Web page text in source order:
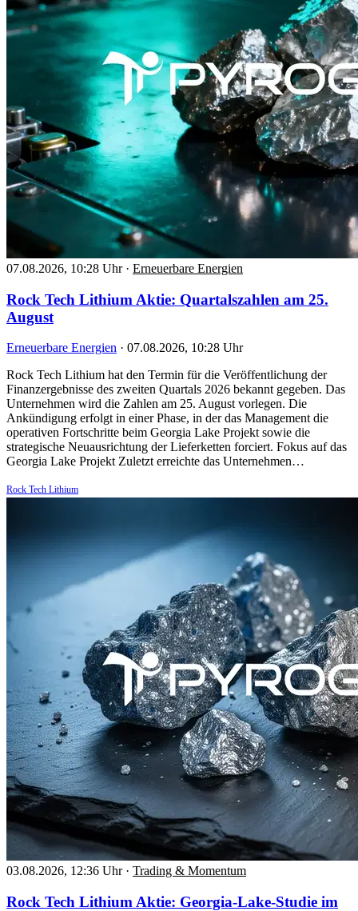
07.08.2026, 10:28 Uhr · Erneuerbare Energien
Rock Tech Lithium Aktie: Quartalszahlen am 25.
August
Erneuerbare Energien · 07.08.2026, 10:28 Uhr
Rock Tech Lithium hat den Termin für die Veröffentlichung der
Finanzergebnisse des zweiten Quartals 2026 bekannt gegeben. Das
Unternehmen wird die Zahlen am 25. August vorlegen. Die
Ankündigung erfolgt in einer Phase, in der das Management die
operativen Fortschritte beim Georgia Lake Projekt sowie die
strategische Neuausrichtung der Lieferketten forciert. Fokus auf das
Georgia Lake Projekt Zuletzt erreichte das Unternehmen…
Rock Tech Lithium
03.08.2026, 12:36 Uhr · Trading & Momentum
Rock Tech Lithium Aktie: Georgia-Lake-Studie im